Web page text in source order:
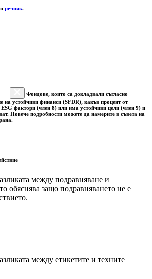
речник.
Фондове, които са докладвали съгласно
на устойчиви финанси (SFDR), какъв процент от
фактори (член 8) или има устойчиви цели (член 9) и
Повече подробности можете да намерите в съвета на
между подравняване и
обяснява защо подравняването не е
между етикетите и техните